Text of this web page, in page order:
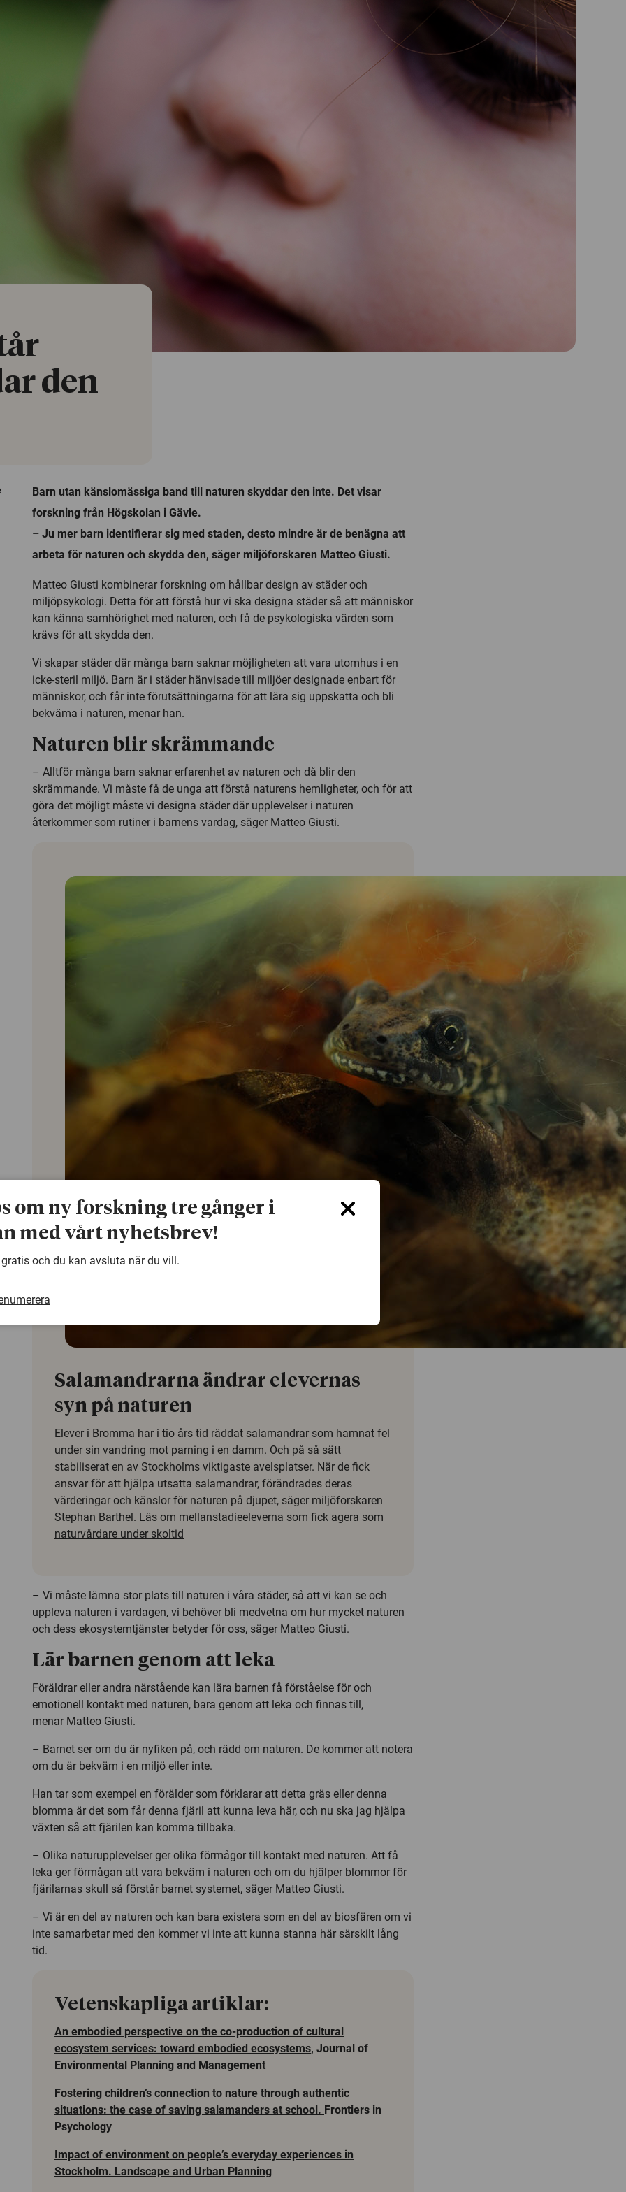
den
Barn utan känslomässiga band till naturen skyddar den inte. Det visar
forskning från Högskolan i Gävle.
– Ju mer barn identifierar sig med staden, desto mindre är de benägna att
arbeta för naturen och skydda den, säger miljöforskaren Matteo Giusti.
Matteo Giusti kombinerar forskning om hållbar design av städer och
miljöpsykologi. Detta för att förstå hur vi ska designa städer så att människor
kan känna samhörighet med naturen, och få de psykologiska värden som
krävs för att skydda den.
Vi skapar städer där många barn saknar möjligheten att vara utomhus i en
icke-steril miljö. Barn är i städer hänvisade till miljöer designade enbart för
människor, och får inte förutsättningarna för att lära sig uppskatta och bli
bekväma i naturen, menar han.
Naturen blir skrämmande
– Alltför många barn saknar erfarenhet av naturen och då blir den
skrämmande. Vi måste få de unga att förstå naturens hemligheter, och för att
göra det möjligt måste vi designa städer där upplevelser i naturen
återkommer som rutiner i barnens vardag, säger Matteo Giusti.
Salamandrarna ändrar elevernas
syn på naturen
Elever i Bromma har i tio års tid räddat salamandrar som hamnat fel
under sin vandring mot parning i en damm. Och på så sätt
stabiliserat en av Stockholms viktigaste avelsplatser. När de fick
ansvar för att hjälpa utsatta salamandrar, förändrades deras
värderingar och känslor för naturen på djupet, säger miljöforskaren
Stephan Barthel. Läs om mellanstadieeleverna som fick agera som
naturvårdare under skoltid
– Vi måste lämna stor plats till naturen i våra städer, så att vi kan se och
uppleva naturen i vardagen, vi behöver bli medvetna om hur mycket naturen
och dess ekosystemtjänster betyder för oss, säger Matteo Giusti.
Lär barnen genom att leka
Föräldrar eller andra närstående kan lära barnen få förståelse för och
emotionell kontakt med naturen, bara genom att leka och finnas till,
menar Matteo Giusti.
– Barnet ser om du är nyfiken på, och rädd om naturen. De kommer att notera
om du är bekväm i en miljö eller inte.
Han tar som exempel en förälder som förklarar att detta gräs eller denna
blomma är det som får denna fjäril att kunna leva här, och nu ska jag hjälpa
växten så att fjärilen kan komma tillbaka.
– Olika naturupplevelser ger olika förmågor till kontakt med naturen. Att få
leka ger förmågan att vara bekväm i naturen och om du hjälper blommor för
fjärilarnas skull så förstår barnet systemet, säger Matteo Giusti.
– Vi är en del av naturen och kan bara existera som en del av biosfären om vi
inte samarbetar med den kommer vi inte att kunna stanna här särskilt lång
tid.
Vetenskapliga artiklar:
An embodied perspective on the co-production of cultural
ecosystem services: toward embodied ecosystems, Journal of
Environmental Planning and Management
Fostering children’s connection to nature through authentic
situations: the case of saving salamanders at school. Frontiers in
Psychology
Impact of environment on people’s everyday experiences in
Stockholm. Landscape and Urban Planning
om ny forskning tre gånger i
med vårt nyhetsbrev!
gratis och du kan avsluta när du vill.